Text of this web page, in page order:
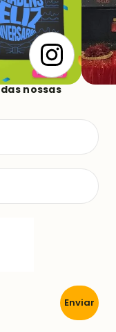
nossas
Enviar